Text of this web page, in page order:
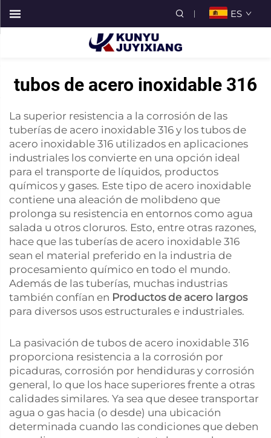
ES
tubos de acero inoxidable 316
La superior resistencia a la corrosión de las
tuberías de acero inoxidable 316 y los tubos de
acero inoxidable 316 utilizados en aplicaciones
industriales los convierte en una opción ideal
para el transporte de líquidos, productos
químicos y gases. Este tipo de acero inoxidable
contiene una aleación de molibdeno que
prolonga su resistencia en entornos como agua
salada u otros cloruros. Esto, entre otras razones,
hace que las tuberías de acero inoxidable 316
sean el material preferido en la industria de
procesamiento químico en todo el mundo.
Además de las tuberías, muchas industrias
también confían en Productos de acero largos
para diversos usos estructurales e industriales.
La pasivación de tubos de acero inoxidable 316
proporciona resistencia a la corrosión por
picaduras, corrosión por hendiduras y corrosión
general, lo que los hace superiores frente a otras
calidades similares. Ya sea que desee transportar
agua o gas hacia (o desde) una ubicación
determinada cuando las condiciones que deben